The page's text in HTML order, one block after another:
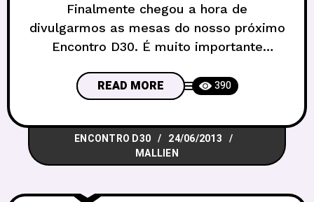
Finalmente chegou a hora de
divulgarmos as mesas do nosso próximo
Encontro D30. É muito importante
início do Encontro D30. Começaremos ao
meio-dia (12h), e o término do evento
fica programado para as sete da noite
(19h). Devido uma readequação de
funcionamento do clube, vamos
ver como
READ MORE 390
ENCONTRO D30
24/06/2013
MALLIEN